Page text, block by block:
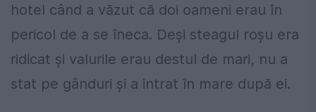
hotel când a văzut că doi oameni erau în
pericol de a se îneca. Deși steagul roșu era
ridicat și valurile erau destul de mari, nu a
stat pe gânduri și a intrat în mare după ei.